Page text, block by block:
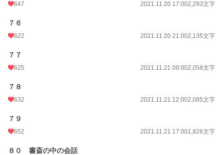
647 2021.11.20 17:002,293文字
７６
622 2021.11.20 21:002,135文字
７７
625 2021.11.21 09:002,058文字
７８
632 2021.11.21 12:002,085文字
７９
652 2021.11.21 17:001,826文字
８０ 書斎の中の会話